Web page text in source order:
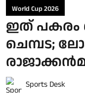
World Cup 2026
ഇത് പകരം
ചെമ്പട;
Sports Desk